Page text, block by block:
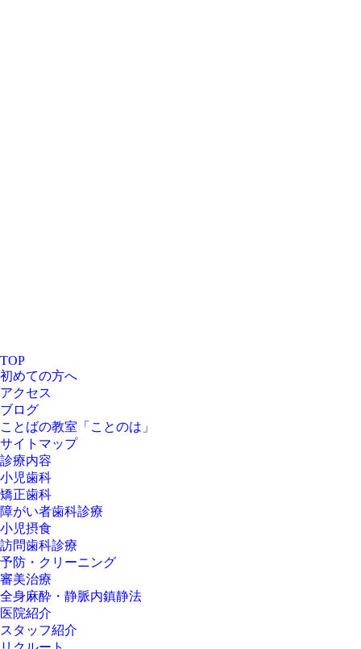
TOP
初めての方へ
アクセス
ブログ
ことばの教室「ことのは」
サイトマップ
診療内容
小児歯科
矯正歯科
障がい者歯科診療
小児摂食
訪問歯科診療
予防・クリーニング
審美治療
全身麻酔・静脈内鎮静法
医院紹介
スタッフ紹介